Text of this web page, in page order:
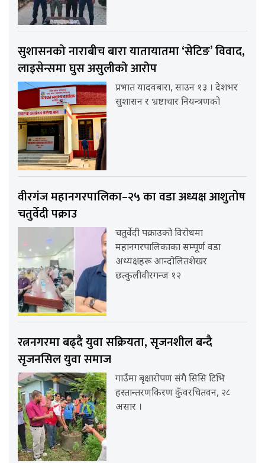
सुशासनको नाराबीच बारा यातायातमा ‘सेटिङ’ विवाद,
लाइसेन्समा घुस असुलीको आरोप
प्रभात यादवबारा, साउन १३ । देशभर
सुशासन र भ्रष्टाचार नियन्त्रणको
वीरगंज महानगरपालिका–२५ का वडा अध्यक्ष आशुतोष
चतुर्वेदी पक्राउ
चतुर्वेदी पक्राउको विरोधमा
महानगरपालिकाका सम्पूर्ण वडा
अध्यक्षहरू आन्दोलितशेखर
छत्कुलीवीरगन्ज १२
रत्ननगरमा बढ्दै युवा सक्रियता, सृजनशील बन्दै
सृजनसिल युवा समाज
गाउँमा बृक्षारोपण संगै सिसि टिभि
हस्तान्तरणकिरण कुँवरचितवन, २८
असार ।